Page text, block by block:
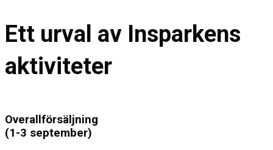
Ett urval av Insparkens
aktiviteter
Overallförsäljning
(1-3 september)